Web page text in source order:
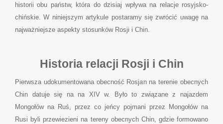
historii obu państw, która do dzisiaj wpływa na relacje rosyjsko-
chińskie. W niniejszym artykule postaramy się zwrócić uwagę na
najważniejsze aspekty stosunków Rosji i Chin.
Historia relacji Rosji i Chin
Pierwsza udokumentowana obecność Rosjan na terenie obecnych
Chin datuje się na na XIV w. Było to związane z najazdem
Mongołów na Ruś, przez co jeńcy pojmani przez Mongołów na
Rusi byli przewiezieni na tereny obecnych Chin, gdzie formowano